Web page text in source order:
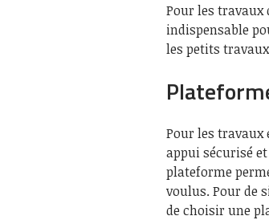
Pour les
indispensable
les petits
Pour les travaux
appui sécurisé
plateforme
voulus. Pour de
de choisir une